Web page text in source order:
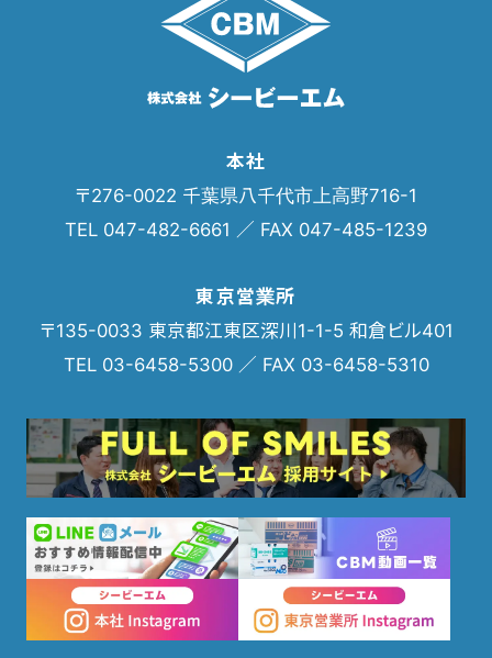
本社
〒276-0022 千葉県八千代市上高野716-1
TEL 047-482-6661 ／ FAX 047-485-1239
東京営業所
〒135-0033 東京都江東区深川1-1-5 和倉ビル401
TEL 03-6458-5300 ／ FAX 03-6458-5310